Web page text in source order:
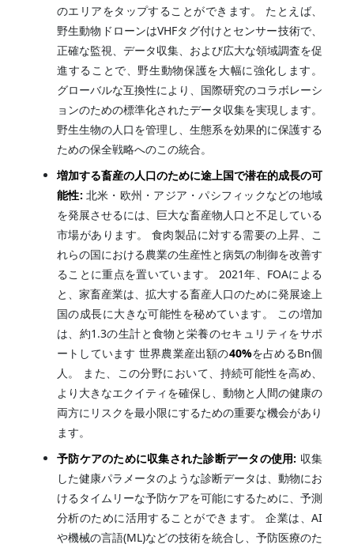
のエリアをタップすることができます。 たとえば、
野生動物ドローンはVHFタグ付けとセンサー技術で、
正確な監視、データ収集、および広大な領域調査を促
進することで、野生動物保護を大幅に強化します。
グローバルな互換性により、国際研究のコラボレーシ
ョンのための標準化されたデータ収集を実現します。
野生生物の人口を管理し、生態系を効果的に保護する
ための保全戦略へのこの統合。
増加する畜産の人口のために途上国で潜在的成長の可
能性: 北米・欧州・アジア・パシフィックなどの地域
を発展させるには、巨大な畜産物人口と不足している
市場があります。 食肉製品に対する需要の上昇、こ
れらの国における農業の生産性と病気の制御を改善す
ることに重点を置いています。 2021年、FOAによる
と、家畜産業は、拡大する畜産人口のために発展途上
国の成長に大きな可能性を秘めています。 この増加
は、約1.3の生計と食物と栄養のセキュリティをサポ
ートしています 世界農業産出額の40%を占めるBn個
人。 また、この分野において、持続可能性を高め、
より大きなエクイティを確保し、動物と人間の健康の
両方にリスクを最小限にするための重要な機会があり
ます。
予防ケアのために収集された診断データの使用: 収集
した健康パラメータのような診断データは、動物にお
けるタイムリーな予防ケアを可能にするために、予測
分析のために活用することができます。 企業は、AI
や機械の言語(ML)などの技術を統合し、予防医療のた